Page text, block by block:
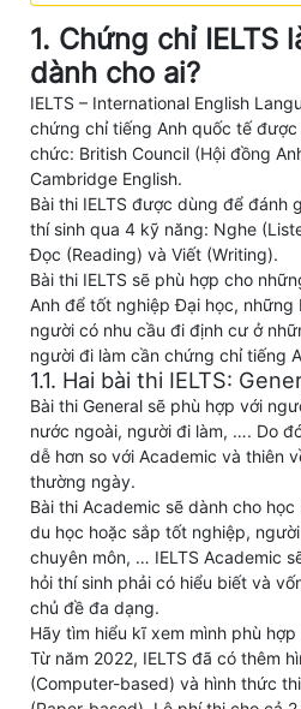
1. Chứng chỉ IELTS
dành cho ai?
IELTS – International English
chứng chỉ tiếng Anh quốc tế
chức: British Council (Hội đồng
Cambridge English.
Bài thi IELTS được dùng để đánh
thí sinh qua 4 kỹ năng: Nghe
Đọc (Reading) và Viết (Writing).
Bài thi IELTS sẽ phù hợp cho
Anh để tốt nghiệp Đại học, những
người có nhu cầu đi định cư ở
người đi làm cần chứng chỉ tiếng
1.1. Hai bài thi IELTS:
Bài thi General sẽ phù hợp với
nước ngoài, người đi làm, …. Do
dễ hơn so với Academic và thiên
thường ngày.
Bài thi Academic sẽ dành cho
du học hoặc sắp tốt nghiệp,
chuyên môn, … IELTS Academic
hỏi thí sinh phải có hiểu biết và
chủ đề đa dạng.
Hãy tìm hiểu kĩ xem mình phù
Từ năm 2022, IELTS đã có thêm
(Computer-based) và hình thức